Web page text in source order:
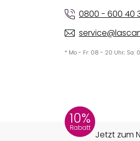
0800 - 600 40
* Mo - Fr: 08 - 20 Uhr; Sa:
10%
Rabatt
Jetzt zum